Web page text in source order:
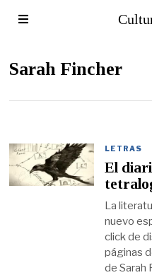
Sarah Fincher
LETRAS
El
La
nuevo
click de
páginas
de Sarah